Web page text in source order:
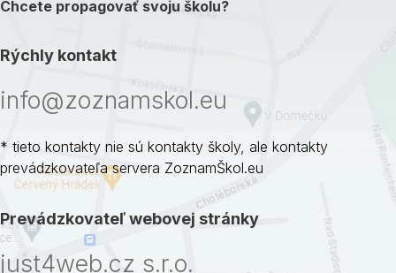
Chcete propagovať svoju školu?
Rýchly kontakt
info@zoznamskol.eu
* tieto kontakty nie sú kontakty školy, ale kontakty
prevádzkovateľa servera ZoznamŠkol.eu
Prevádzkovateľ webovej stránky
just4web.cz s.r.o.